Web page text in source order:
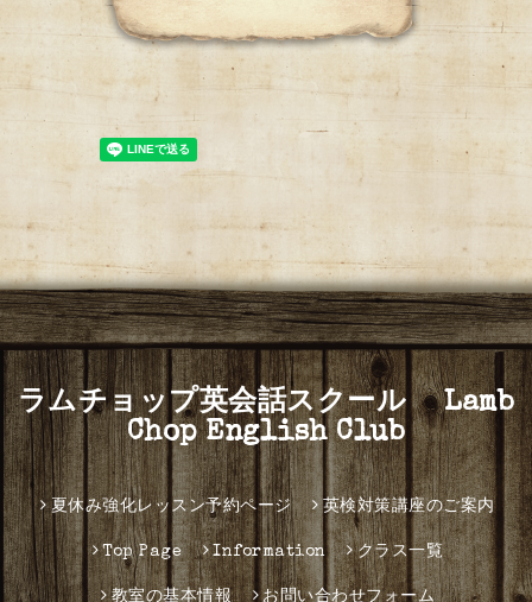
ラムチョップ英会話スクール Lamb
Chop English Club
夏休み強化レッスン予約ページ 英検対策講座のご案内
Top Page Information クラス一覧
教室の基本情報 お問い合わせフォーム